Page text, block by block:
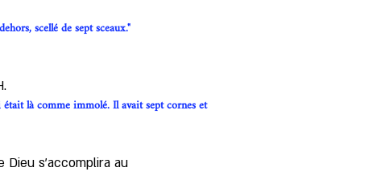
scellé de sept sceaux."
là comme immolé. Il avait sept cornes et
s'accomplira au